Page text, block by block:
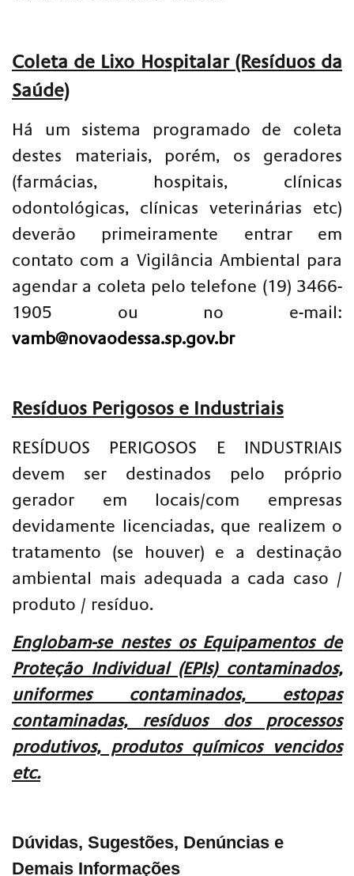
Coleta de Lixo Hospitalar (Resíduos da
Saúde)
Há um sistema programado de coleta
destes materiais, porém, os geradores
(farmácias, hospitais, clínicas
odontológicas, clínicas veterinárias etc)
deverão primeiramente entrar em
contato com a Vigilância Ambiental para
agendar a coleta pelo telefone (19) 3466-
1905 ou no e-mail:
vamb@novaodessa.sp.gov.br
Resíduos Perigosos e Industriais
RESÍDUOS PERIGOSOS E INDUSTRIAIS
devem ser destinados pelo próprio
gerador em locais/com empresas
devidamente licenciadas, que realizem o
tratamento (se houver) e a destinação
ambiental mais adequada a cada caso /
produto / resíduo.
Englobam-se nestes os Equipamentos de
Proteção Individual (EPIs) contaminados,
uniformes contaminados, estopas
contaminadas, resíduos dos processos
produtivos, produtos químicos vencidos
etc.
Dúvidas, Sugestões, Denúncias e
Demais Informações